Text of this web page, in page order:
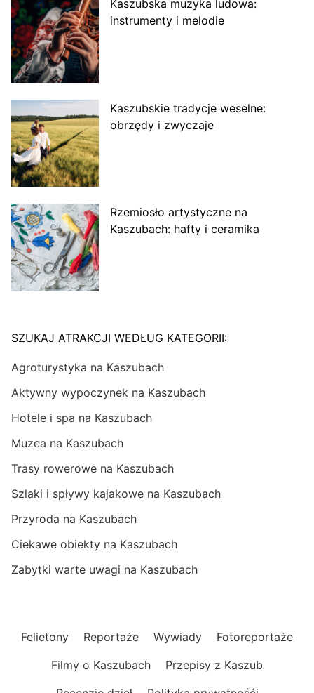
Kaszubska muzyka ludowa:
instrumenty i melodie
Kaszubskie tradycje weselne:
obrzędy i zwyczaje
Rzemiosło artystyczne na
Kaszubach: hafty i ceramika
SZUKAJ ATRAKCJI WEDŁUG KATEGORII:
Agroturystyka na Kaszubach
Aktywny wypoczynek na Kaszubach
Hotele i spa na Kaszubach
Muzea na Kaszubach
Trasy rowerowe na Kaszubach
Szlaki i spływy kajakowe na Kaszubach
Przyroda na Kaszubach
Ciekawe obiekty na Kaszubach
Zabytki warte uwagi na Kaszubach
Felietony Reportaże Wywiady
Fotoreportaże
Filmy o Kaszubach
Przepisy z Kaszub